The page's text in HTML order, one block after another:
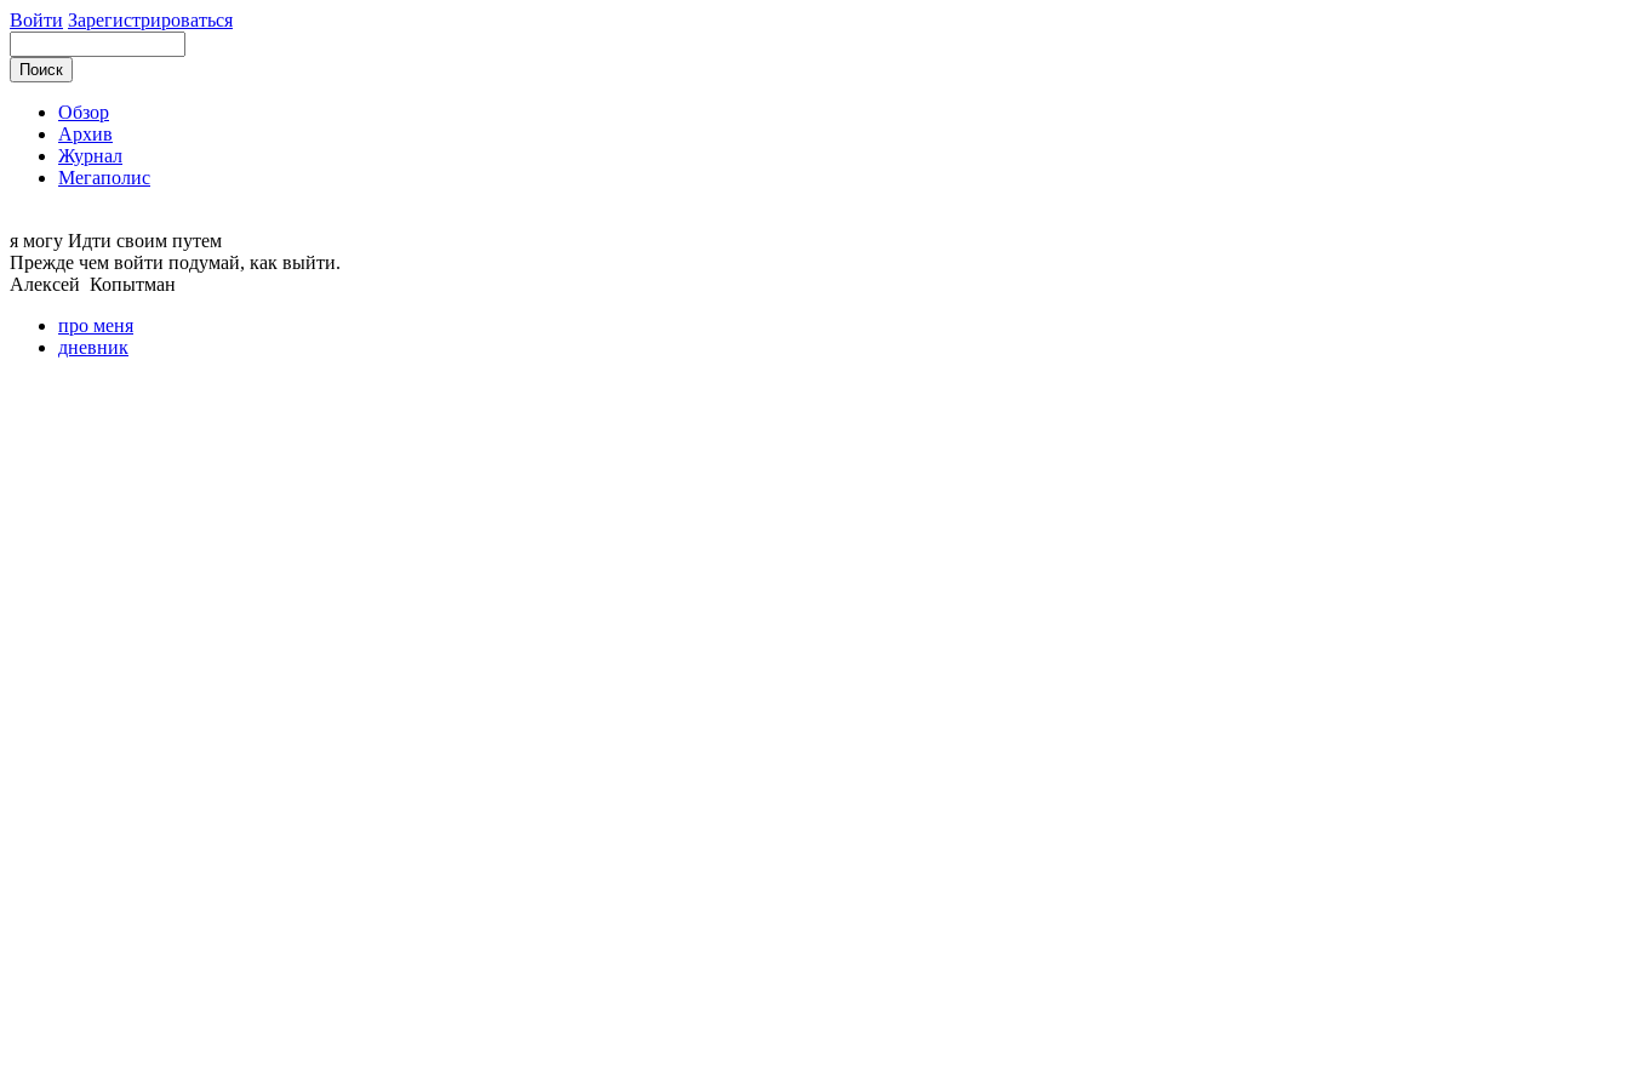
Войти Зарегистрироваться
Обзор
Архив
Журнал
Мегаполис
я могу Идти своим путем
Прежде чем войти подумай, как выйти.
Алексей Копытман
про меня
дневник